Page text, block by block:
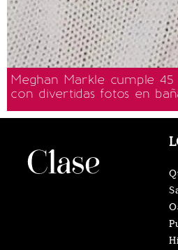
Meghan Markle cumple
con divertidas fotos en